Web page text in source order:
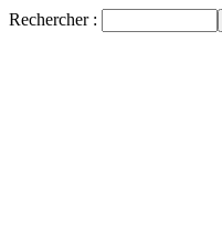
Rechercher :